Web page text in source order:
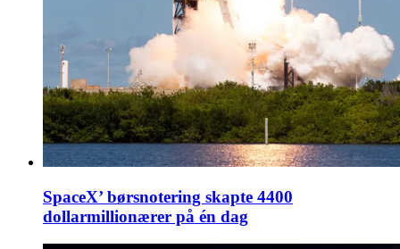
SpaceX’ børsnotering skapte 4400
dollarmillionærer på én dag